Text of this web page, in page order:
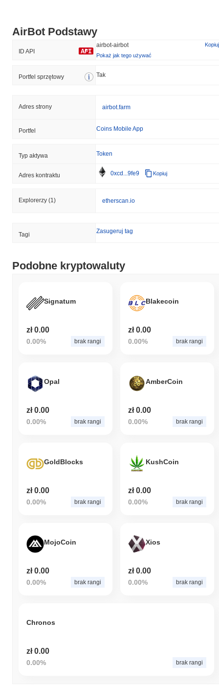
AirBot Podstawy
ID API
airbot-airbot
Kopiuj
Pokaż jak tego używać
Portfel sprzętowy Tak
Adres strony airbot.farm
Portfel Coins Mobile App
Typ aktywa Token
Adres kontraktu 0xcd...9fe9 Kopiuj
Explorerzy (1) etherscan.io
Tagi Zasugeruj tag
Podobne kryptowaluty
Signatum
zł 0.00
0.00% brak rangi
Blakecoin
zł 0.00
0.00% brak rangi
Opal
zł 0.00
0.00% brak rangi
AmberCoin
zł 0.00
0.00% brak rangi
GoldBlocks
zł 0.00
0.00% brak rangi
KushCoin
zł 0.00
0.00% brak rangi
MojoCoin
zł 0.00
0.00% brak rangi
Xios
zł 0.00
0.00% brak rangi
Chronos
zł 0.00
0.00% brak rangi